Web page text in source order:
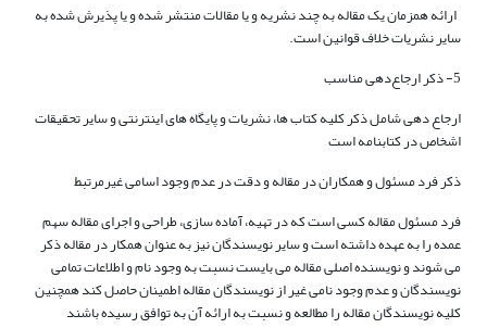
ارائه همزمان یک مقاله به چند نشریه و یا مقالات منتشر شده و یا پذیرش شده به
سایر نشریات خلاف قوانین است.
5- ذکر ارجاع‌دهی مناسب
ارجاع دهی شامل ذکر کلیه کتاب ها، نشریات و پایگاه های اینترنتی و سایر تحقیقات
اشخاص در کتابنامه است
ذکر فرد مسئول و همکاران در مقاله و دقت در عدم وجود اسامی غیرمرتبط
فرد مسئول مقاله کسی است که در تهیه، آماده سازی، طراحی و اجرای مقاله سهم
عمده را به عهده داشته است و سایر نویسندگان نیز به عنوان همکار در مقاله ذکر
می شوند و نویسنده اصلی مقاله می بایست نسبت به وجود نام و اطلاعات تمامی
نویسندگان و عدم وجود نامی غیر از نویسندگان مقاله اطمینان حاصل کند همچنین
کلیه نویسندگان مقاله را مطالعه و نسبت به ارائه آن به توافق رسیده باشند